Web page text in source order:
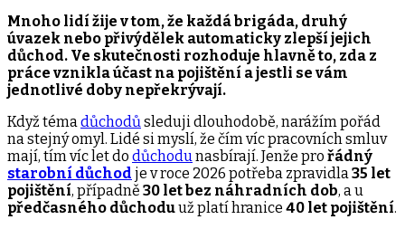
Mnoho lidí žije v tom, že každá brigáda, druhý
úvazek nebo přivýdělek automaticky zlepší jejich
důchod. Ve skutečnosti rozhoduje hlavně to, zda z
práce vznikla účast na pojištění a jestli se vám
jednotlivé doby nepřekrývají.
Když témadůchodůsleduji dlouhodobě, narážím pořád
na stejný omyl. Lidé si myslí, že čím víc pracovních smluv
mají, tím víc let do důchodunasbírají. Jenže pro řádný
starobní důchod je v roce 2026 potřeba zpravidla35 let
pojištění, případně 30 let bez náhradních dob, a u
předčasného důchoduuž platí hranice 40 let pojištění.